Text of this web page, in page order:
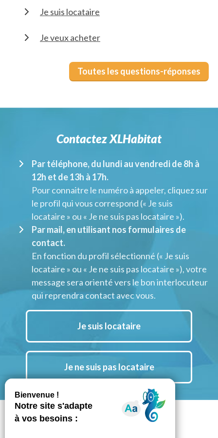
Je suis locataire
Je veux acheter
Toutes les questions-réponses
Contactez XLHabitat
Par téléphone, du lundi au vendredi de 8h à
12h et de 13h à 17h.
Pour connaitre le numéro à appeler, cliquez sur
le profil qui vous correspond (« Je suis
locataire » ou « Je ne suis pas locataire »).
Par mail, en utilisant nos formulaires de
contact.
En fonction du profil sélectionné (« Je suis
locataire » ou « Je ne suis pas locataire »), votre
message sera orienté vers le bon interlocuteur
qui reprendra contact avec vous.
Je suis locataire
Je ne suis pas locataire